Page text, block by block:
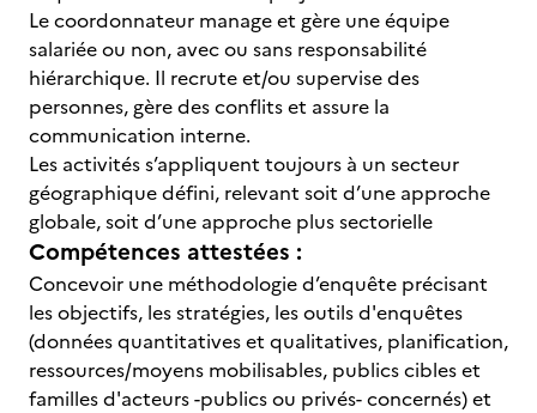
Le coordonnateur manage et gère une équipe
salariée ou non, avec ou sans responsabilité
hiérarchique. Il recrute et/ou supervise des
personnes, gère des conflits et assure la
communication interne.
Les activités s’appliquent toujours à un secteur
géographique défini, relevant soit d’une approche
globale, soit d’une approche plus sectorielle
Compétences attestées :
Concevoir une méthodologie d’enquête précisant
les objectifs, les stratégies, les outils d'enquêtes
(données quantitatives et qualitatives, planification,
ressources/moyens mobilisables, publics cibles et
familles d'acteurs -publics ou privés- concernés) et